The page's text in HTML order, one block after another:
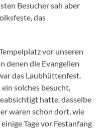
Besucher sah aber
das
vor unseren
denen die Evangelien
das Laubhüttenfest.
solches besucht,
hatte, dasselbe
waren schon dort, wie
Tage vor Festanfang